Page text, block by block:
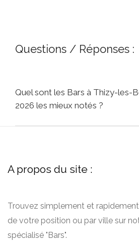
Questions / Réponses :
Quel sont les Bars à Thizy-les-
2026 les mieux notés ?
A propos du site :
Trouvez simplement et
de votre position ou par ville sur
spécialisé "Bars".